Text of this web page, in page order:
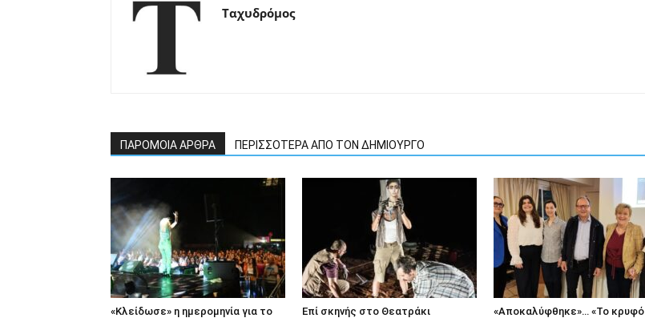
Ταχυδρόμος
ΠΑΡΟΜΟΙΑ ΑΡΘΡΑ ΠΕΡΙΣΣΟΤΕΡΑ ΑΠΟ ΤΟΝ ΔΗΜΙΟΥΡΓΟ
«Κλείδωσε» η ημερομηνία για το
Επί σκηνής στο Θεατράκι
«Αποκαλύφθηκε»… «Το κρυφό